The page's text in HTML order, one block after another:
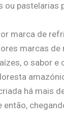
ou pastelarias
marca de
marcas
o sabor e
há mais
então,